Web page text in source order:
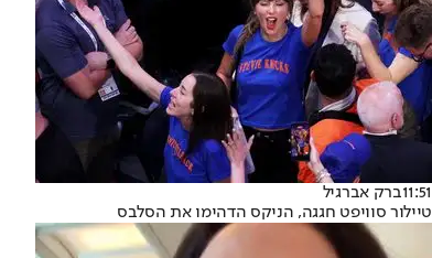
11:51ברק אברגיל
טיילור סוויפט חגגה, הניקס הדהימו את הסלבס